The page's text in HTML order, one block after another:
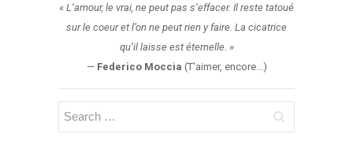
« L’amour, le vrai, ne peut pas s’effacer. Il reste tatoué
sur le coeur et l’on ne peut rien y faire. La cicatrice
qu’il laisse est éternelle. »
— Federico Moccia (T'aimer, encore...)